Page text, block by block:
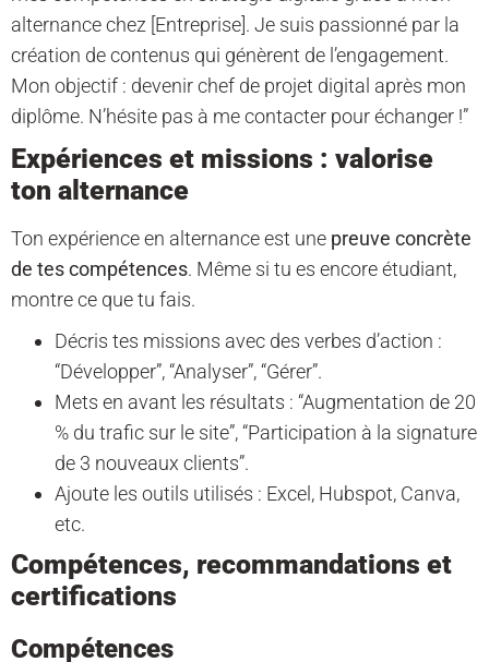
alternance chez [Entreprise]. Je suis passionné par la
création de contenus qui génèrent de l’engagement.
Mon objectif : devenir chef de projet digital après mon
diplôme. N’hésite pas à me contacter pour échanger !”
Expériences et missions : valorise
ton alternance
Ton expérience en alternance est une preuve concrète
de tes compétences. Même si tu es encore étudiant,
montre ce que tu fais.
Décris tes missions avec des verbes d’action :
“Développer”, “Analyser”, “Gérer”.
Mets en avant les résultats : “Augmentation de 20
% du trafic sur le site”, “Participation à la signature
de 3 nouveaux clients”.
Ajoute les outils utilisés : Excel, Hubspot, Canva,
etc.
Compétences, recommandations et
certifications
Compétences